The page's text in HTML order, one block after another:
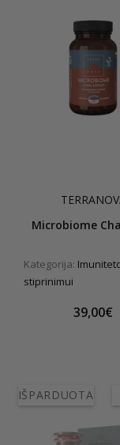
Microbiome
Kategorija:
stiprinimui
39,00€
IŠPARDUOTA